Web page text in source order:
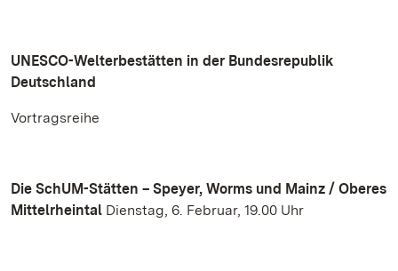
UNESCO-Welterbestätten in der Bundesrepublik
Deutschland
Vortragsreihe
Die SchUM-Stätten – Speyer, Worms und Mainz / Oberes
Mittelrheintal Dienstag, 6. Februar, 19.00 Uhr